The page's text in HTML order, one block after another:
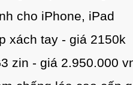
cho iPhone, iPad
xách tay - giá 2150k
zin - giá 2.950.000